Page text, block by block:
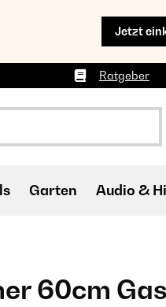
Jetzt
Ratgeber
Garten Audio &
60cm